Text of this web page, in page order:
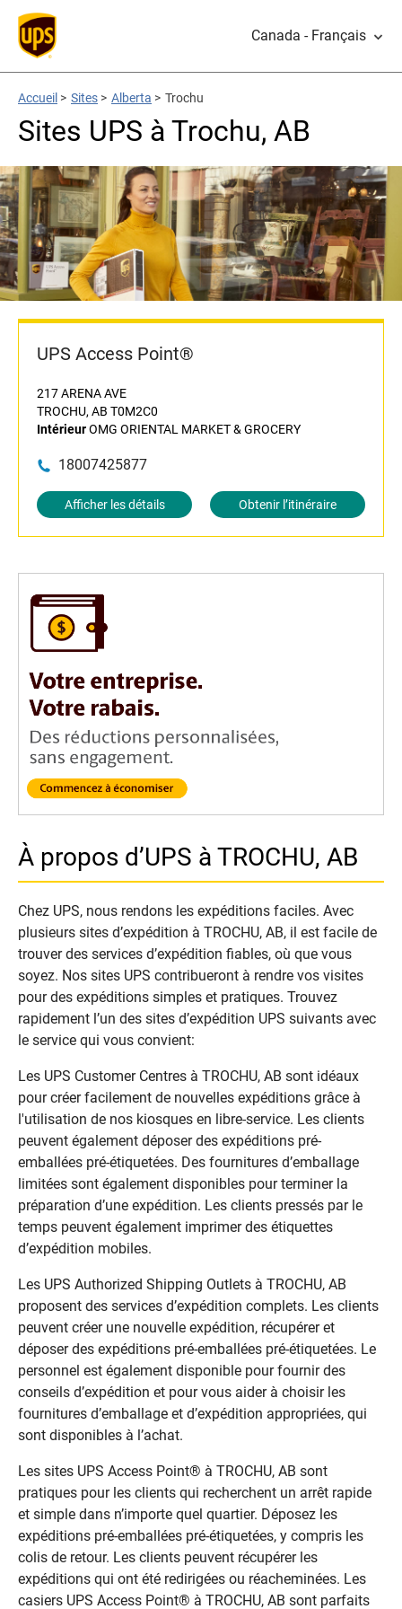
Canada - Français
Accueil > Sites > Alberta > Trochu
Sites UPS à Trochu, AB
UPS Access Point®
217 ARENA AVE
TROCHU, AB T0M2C0
IntérieurOMG ORIENTAL MARKET & GROCERY
18007425877
Afficher les détails Obtenir l’itinéraire
À propos d’UPS à TROCHU, AB
Chez UPS, nous rendons les expéditions faciles. Avec
plusieurs sites d’expédition à TROCHU, AB, il est facile de
trouver des services d’expédition fiables, où que vous
soyez. Nos sites UPS contribueront à rendre vos visites
pour des expéditions simples et pratiques. Trouvez
rapidement l’un des sites d’expédition UPS suivants avec
le service qui vous convient:
Les UPS Customer Centres à TROCHU, AB sont idéaux
pour créer facilement de nouvelles expéditions grâce à
l'utilisation de nos kiosques en libre-service. Les clients
peuvent également déposer des expéditions pré-
emballées pré-étiquetées. Des fournitures d’emballage
limitées sont également disponibles pour terminer la
préparation d’une expédition. Les clients pressés par le
temps peuvent également imprimer des étiquettes
d’expédition mobiles.
Les UPS Authorized Shipping Outlets à TROCHU, AB
proposent des services d’expédition complets. Les clients
peuvent créer une nouvelle expédition, récupérer et
déposer des expéditions pré-emballées pré-étiquetées. Le
personnel est également disponible pour fournir des
conseils d’expédition et pour vous aider à choisir les
fournitures d’emballage et d’expédition appropriées, qui
sont disponibles à l’achat.
Les sites UPS Access Point® à TROCHU, AB sont
pratiques pour les clients qui recherchent un arrêt rapide
et simple dans n’importe quel quartier. Déposez les
expéditions pré-emballées pré-étiquetées, y compris les
colis de retour. Les clients peuvent récupérer les
expéditions qui ont été redirigées ou réacheminées. Les
casiers UPS Access Point® à TROCHU, AB sont parfaits